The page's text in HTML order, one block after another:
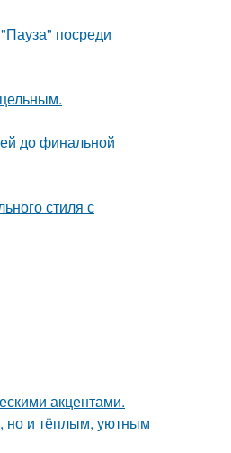
посреди
до финальной
стиля с
акцентами.
но и тёплым, уютным